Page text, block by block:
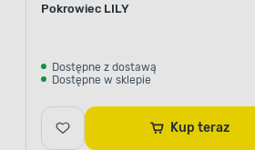
Pokrowiec LILY
Dostępne z dostawą
Dostępne w sklepie
Kup teraz